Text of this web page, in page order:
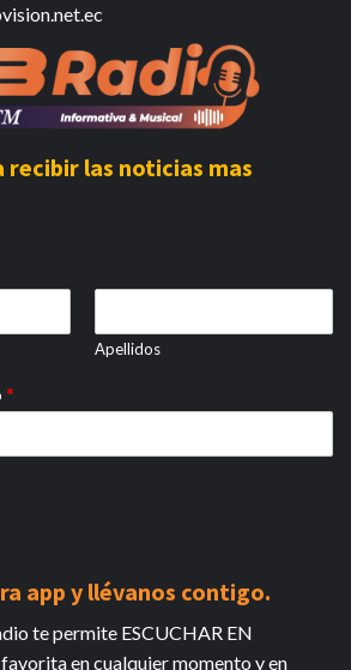
recibir las noticias mas
Apellidos
*
app y llévanos contigo.
te permite ESCUCHAR EN
en cualquier momento y en